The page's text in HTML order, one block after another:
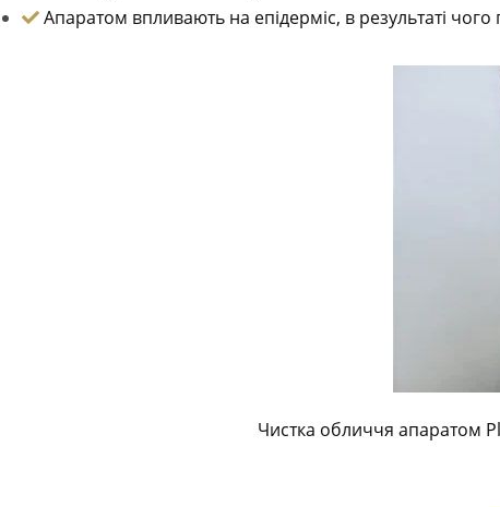
Апаратом впливають на епідерміс, в результаті
Чистка обличчя апаратом